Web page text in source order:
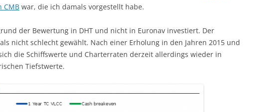
CMB war, die ich damals vorgestellt habe.
der Bewertung in DHT und nicht in Euronav investiert. Der
nicht schlecht gewählt. Nach einer Erholung in den Jahren 2015 und
die Schiffswerte und Charterraten derzeit allerdings wieder in
Tiefstwerte.